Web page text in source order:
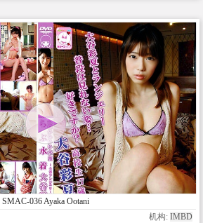
SMAC-036 Ayaka Ootani
机构: IMBD